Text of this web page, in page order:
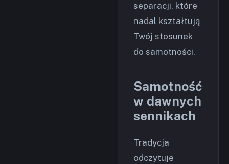
separacji, które
nadal kształtują
Twój stosunek
do samotności.
Samotność
w dawnych
sennikach
Tradycja
odczytuje